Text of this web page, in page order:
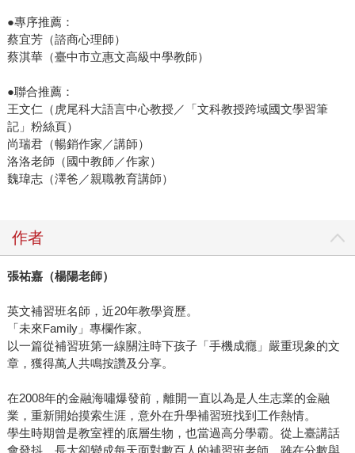
●專序推薦：
蔡宜芳（諮商心理師）
蔡淇華（臺中市立惠文高級中學教師）
●聯合推薦：
王文仁（虎尾科大語言中心教授／「文科教授跨域國文學習筆
記」粉絲頁）
尚瑞君（暢銷作家／講師）
洛洛老師（國中教師／作家）
魏瑋志（澤爸／親職教育講師）
作者
張祐嘉（楊陽老師）
英文補習班名師，近20年教學資歷。
「未來Family」專欄作家。
以一篇從補習班第一線關注時下孩子「手機成癮」嚴重現象的文
章，獲得萬人共鳴按讚及分享。
在2008年的金融海嘯爆發前，離開一直以為是人生志業的金融
業，重新開始摸索生涯，意外在升學補習班找到工作熱情。
學生時期曾是教室裡的底層生物，也當過高分學霸。從上臺講話
會發抖，長大卻變成每天面對數百人的補習班老師。雖在分數與